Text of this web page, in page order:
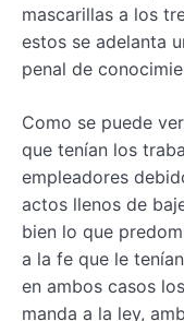
mascarillas a los
estos se adelanta
penal de
Como se puede
que tenían los
empleadores
actos llenos de
bien lo que
a la fe que le
en ambos casos
manda a la ley,